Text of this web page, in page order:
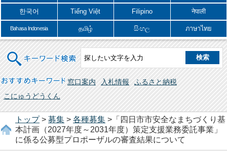
한국어 Tiếng Việt Filipino नेपाली
Bahasa Indonesia தமிழ் සිංහල ภาษาไทย
キーワード検索
おすすめキーワード 窓口案内 入札情報
ふるさと納税
こにゅうどうくん
トップ> 募集 > 各種募集 >「四日市市安全なまちづくり基
本計画（2027年度～2031年度）策定支援業務委託事業」
に係る公募型プロポーザルの審査結果について